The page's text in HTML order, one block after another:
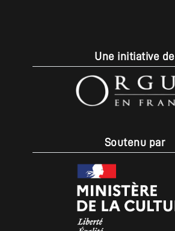
Une initiative de
Soutenu par